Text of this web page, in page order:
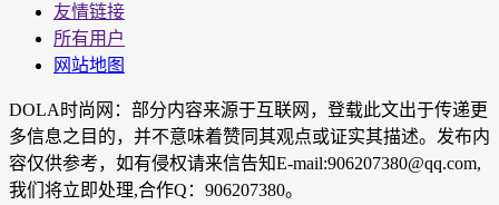
友情链接
所有用户
网站地图
DOLA时尚网：部分内容来源于互联网，登载此文出于传递更
多信息之目的，并不意味着赞同其观点或证实其描述。发布内
容仅供参考，如有侵权请来信告知E-mail:906207380@qq.com,
我们将立即处理,合作Q：906207380。